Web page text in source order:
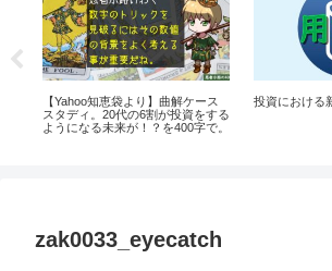
【Yahoo知恵袋より】曲解ケース
スタディ。20代の6割が投資をする
ようになる未来が！？を400字で。
投資における
zak0033_eyecatch